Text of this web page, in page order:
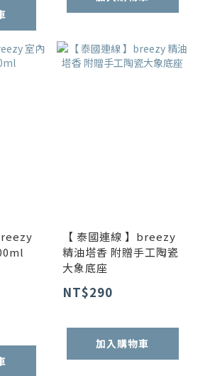
【 泰國連線 】breezy
精油塔香 附贈手工陶瓷
大象底座
NT$290
加入購物車